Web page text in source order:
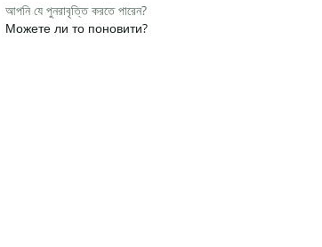
আপনি যে পুনরাবৃত্তি করতে পারেন?
Можете ли то поновити?